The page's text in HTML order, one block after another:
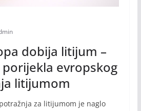
dobija litijum –
evropskog
litijumom
za litijumom je naglo